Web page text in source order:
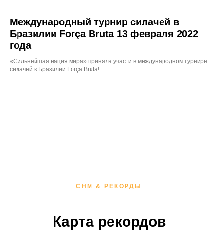
Международный турнир силачей в
Бразилии Força Bruta 13 февраля 2022
года
«Сильнейшая нация мира» приняла участи в международном турнире
силачей в Бразилии Força Bruta!
СНМ & РЕКОРДЫ
Карта рекордов